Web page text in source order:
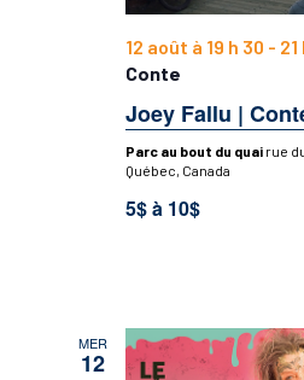
Joey Fallu |
12 août à 19 h 30 - 21
Conte
Parc au bout du quai rue
Québec, Canada
5$ à 10$
MER
12